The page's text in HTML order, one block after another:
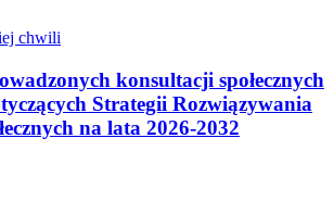
chwili
konsultacji społecznych
Strategii Rozwiązywania
na lata 2026-2032